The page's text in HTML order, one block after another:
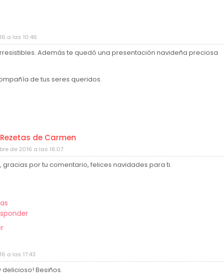
a las 10:46
Además te quedó una presentación navideña preciosa
de tus seres queridos.
de Carmen
de 2016 a las 16:07
gracias por tu comentario, felices navidades para ti.
a las 17:43
Besiños.